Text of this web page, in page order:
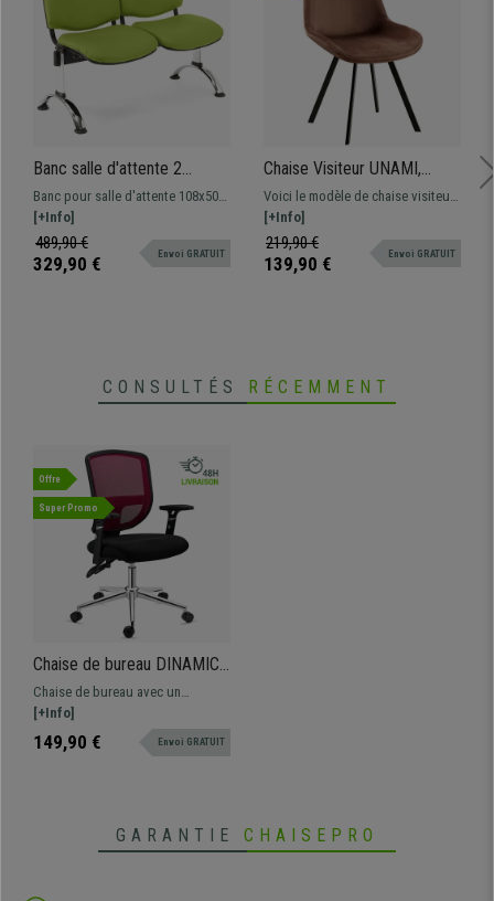
Banc salle d'attente 2
sièges MOBY CUIR,
Structure en Métal, Grand
Rembourrage, Vert
Banc pour salle d'attente 108x50
cm avec structure en métal. Très
resistant et pratique, grand
rembourrage, revêtement en cuir.
Disponible en plusieurs couleurs
[+Info]
489,90 €
329,90 € Envoi GRATUIT
Chaise Visiteur UNAMI,
Piètement en métal noir
mat, en Velours, Marron
Voici le modèle de chaise visiteur
UNAMI, idéal pour donner une
touche d'élégance à votre pièce.
[+Info]
219,90 €
139,90 € Envoi GRATUIT
CONSULTÉS RÉCEMMENT
Offre
Super Promo
Chaise de bureau DINAMIC,
Utilisation 8H, Dossier
Ajustable, Confortable et
Chaise de bureau avec un
excellent rapport qualité-prix, très
confortable et robuste. Dossier et
accoudoirs ajustables, avec un
[+Info]
149,90 € Envoi GRATUIT
GARANTIE CHAISEPRO